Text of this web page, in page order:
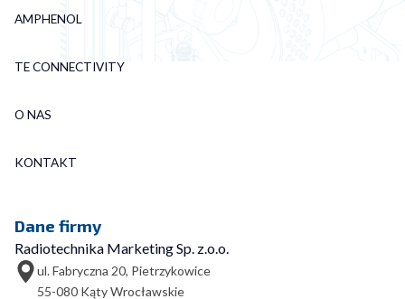
AMPHENOL
TE CONNECTIVITY
O NAS
KONTAKT
Dane firmy
Radiotechnika Marketing Sp. z.o.o.
ul. Fabryczna 20, Pietrzykowice
55-080 Kąty Wrocławskie